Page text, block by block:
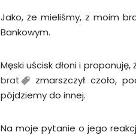
Jako, że mieliśmy, z moim
Bankowym.
Męski uścisk dłoni i
brat
zmarszczył czoło,
pójdziemy do innej.
Na moje pytanie o jego